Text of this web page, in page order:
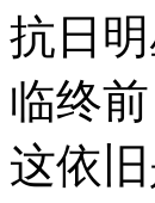
抗日
临终
这依